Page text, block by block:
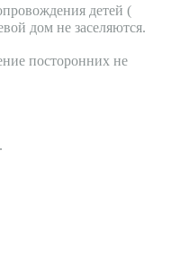
детей (
дом не заселяются.
посторонних не